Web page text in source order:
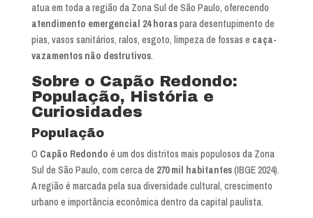
atua em toda a região da Zona Sul de São Paulo, oferecendo
atendimento emergencial 24 horaspara desentupimento de
pias, vasos sanitários, ralos, esgoto, limpeza de fossas e caça-
vazamentos não destrutivos.
Sobre o Capão Redondo:
População, História e
Curiosidades
População
O Capão Redondo é um dos distritos mais populosos da Zona
Sul de São Paulo, com cerca de 270 mil habitantes(IBGE 2024).
A região é marcada pela sua diversidade cultural, crescimento
urbano e importância econômica dentro da capital paulista.